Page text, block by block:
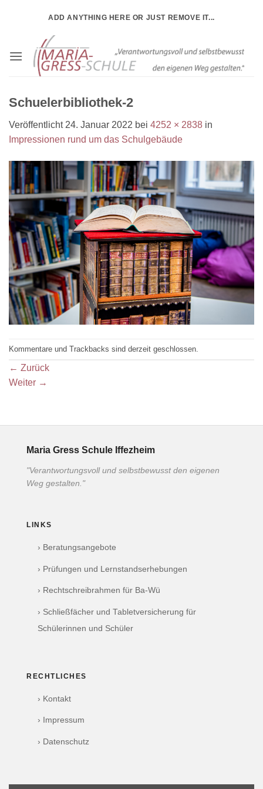
ADD ANYTHING HERE OR JUST REMOVE IT...
Schuelerbibliothek-2
Veröffentlicht 24. Januar 2022 bei 4252 × 2838 in
Impressionen rund um das Schulgebäude
Kommentare und Trackbacks sind derzeit geschlossen.
← Zurück
Weiter →
Maria Gress Schule Iffezheim
"Verantwortungsvoll und selbstbewusst den eigenen
Weg gestalten."
LINKS
› Beratungsangebote
› Prüfungen und Lernstandserhebungen
› Rechtschreibrahmen für Ba-Wü
› Schließfächer und Tabletversicherung für
Schülerinnen und Schüler
RECHTLICHES
› Kontakt
› Impressum
› Datenschutz